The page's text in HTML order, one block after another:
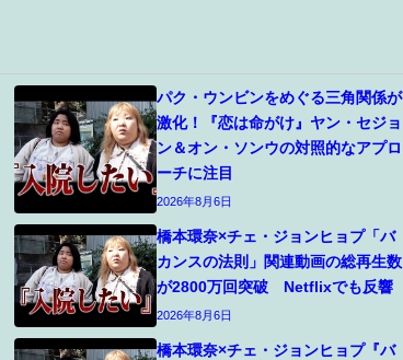
パク・ウンビンをめぐる三角関係が
激化！『恋は命がけ』ヤン・セジョ
ン＆オン・ソンウの対照的なアプロ
ーチに注目
2026年8月6日
橋本環奈×チェ・ジョンヒョプ「バ
カンスの法則」関連動画の総再生数
が2800万回突破 Netflixでも反響
2026年8月6日
橋本環奈×チェ・ジョンヒョプ『バ